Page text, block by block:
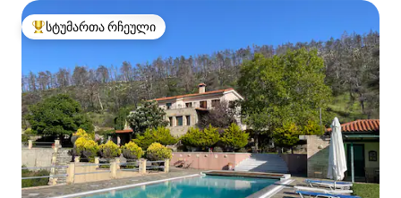
სტუმართა რჩეული მოწინავე ვარიანტი
სტუმართა რჩეული